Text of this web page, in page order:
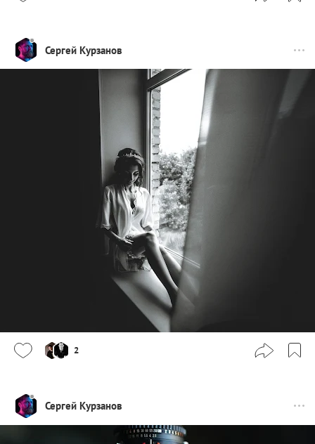
Сергей Курзанов
2
Сергей Курзанов